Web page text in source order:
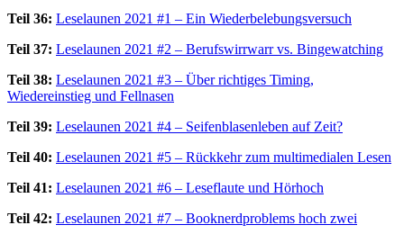
Teil 36: Leselaunen 2021 #1 – Ein Wiederbelebungsversuch
Teil 37: Leselaunen 2021 #2 – Berufswirrwarr vs. Bingewatching
Teil 38: Leselaunen 2021 #3 – Über richtiges Timing,
Wiedereinstieg und Fellnasen
Teil 39: Leselaunen 2021 #4 – Seifenblasenleben auf Zeit?
Teil 40: Leselaunen 2021 #5 – Rückkehr zum multimedialen Lesen
Teil 41: Leselaunen 2021 #6 – Leseflaute und Hörhoch
Teil 42: Leselaunen 2021 #7 – Booknerdproblems hoch zwei